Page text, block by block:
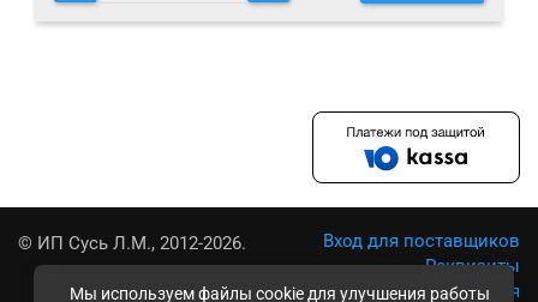
Мы используем файлы cookie для улучшения работы
© ИП Сусь Л.М., 2012-2026.
Вход для поставщиков
Реквизиты
Условия использования